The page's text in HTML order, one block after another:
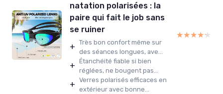
natation polarisées : la
paire qui fait le job sans
se ruiner
+ Très bon confort même sur
des séances longues, ave...
+ Étanchéité fiable si bien
réglées, ne bougent pas...
+ Verres polarisés efficaces en
extérieur avec bonne...
★★★★★
★★★★★